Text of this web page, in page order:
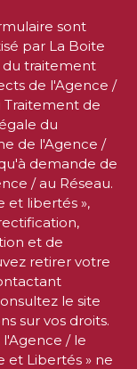
sont
par La Boite
du traitement
de l'Agence /
Traitement de
du
de l'Agence /
demande de
/ au Réseau.
et libertés »,
et de
retirer votre
le site
sur vos droits.
/ le
et Libertés » ne